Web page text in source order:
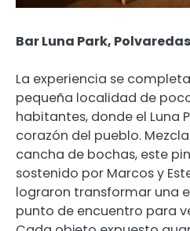
Bar Luna Park, Polvaredas
La experiencia se
pequeña localidad de
habitantes, donde el Luna
corazón del pueblo.
cancha de bochas, este
sostenido por Marcos y
lograron transformar una
punto de encuentro para